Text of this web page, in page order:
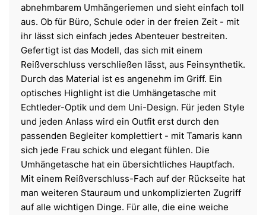
abnehmbarem Umhängeriemen und sieht einfach toll
aus. Ob für Büro, Schule oder in der freien Zeit - mit
ihr lässt sich einfach jedes Abenteuer bestreiten.
Gefertigt ist das Modell, das sich mit einem
Reißverschluss verschließen lässt, aus Feinsynthetik.
Durch das Material ist es angenehm im Griff. Ein
optisches Highlight ist die Umhängetasche mit
Echtleder-Optik und dem Uni-Design. Für jeden Style
und jeden Anlass wird ein Outfit erst durch den
passenden Begleiter komplettiert - mit Tamaris kann
sich jede Frau schick und elegant fühlen. Die
Umhängetasche hat ein übersichtliches Hauptfach.
Mit einem Reißverschluss-Fach auf der Rückseite hat
man weiteren Stauraum und unkomplizierten Zugriff
auf alle wichtigen Dinge. Für alle, die eine weiche